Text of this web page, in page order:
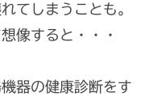
てしまうことも。
像すると・・・
器の健康診断をす